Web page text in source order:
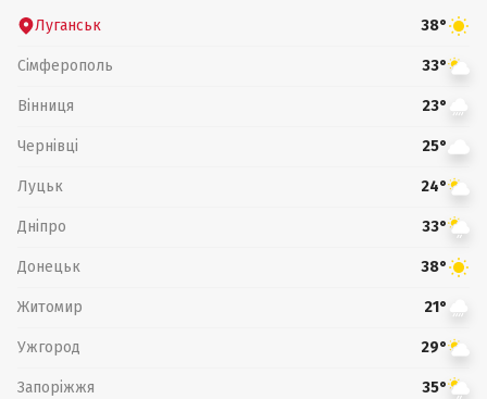
Луганськ 38°
Сімферополь 33°
Вінниця 23°
Чернівці 25°
Луцьк 24°
Дніпро 33°
Донецьк 38°
Житомир 21°
Ужгород 29°
Запоріжжя 35°